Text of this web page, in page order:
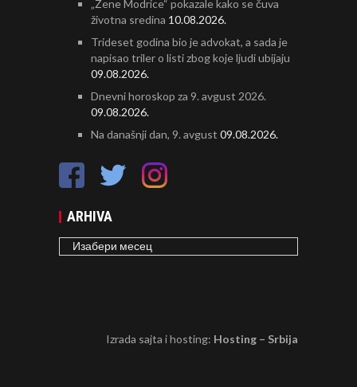
„Žene Modrice“ pokazale kako se čuva
životna sredina 10.08.2026.
Trideset godina bio je advokat, a sada je
napisao triler o listi zbog koje ljudi ubijaju
09.08.2026.
Dnevni horoskop za 9. avgust 2026.
09.08.2026.
Na današnji dan, 9. avgust 09.08.2026.
ARHIVA
ARHIVA
Izrada sajta i hosting: Hosting – Srbija